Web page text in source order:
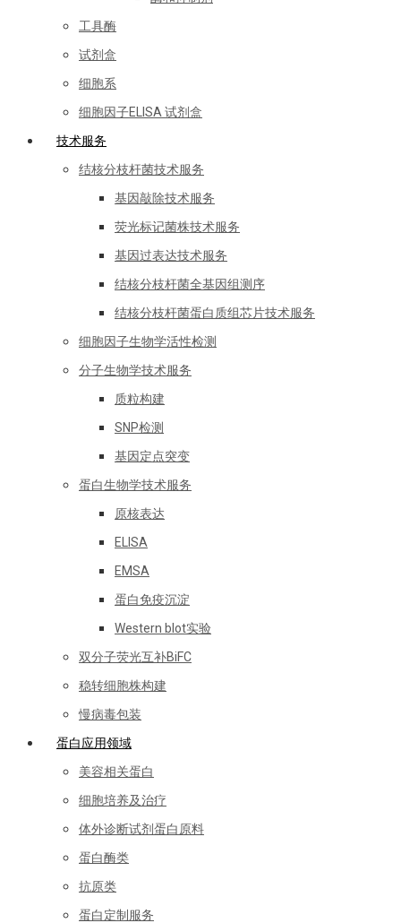
工具酶
试剂盒
细胞系
细胞因子ELISA 试剂盒
技术服务
结核分枝杆菌技术服务
基因敲除技术服务
荧光标记菌株技术服务
基因过表达技术服务
结核分枝杆菌全基因组测序
结核分枝杆菌蛋白质组芯片技术服务
细胞因子生物学活性检测
分子生物学技术服务
质粒构建
SNP检测
基因定点突变
蛋白生物学技术服务
原核表达
ELISA
EMSA
蛋白免疫沉淀
Western blot实验
双分子荧光互补BiFC
稳转细胞株构建
慢病毒包装
蛋白应用领域
美容相关蛋白
细胞培养及治疗
体外诊断试剂蛋白原料
蛋白酶类
抗原类
蛋白定制服务